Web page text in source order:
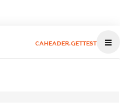
CAHEADER.GETTEST